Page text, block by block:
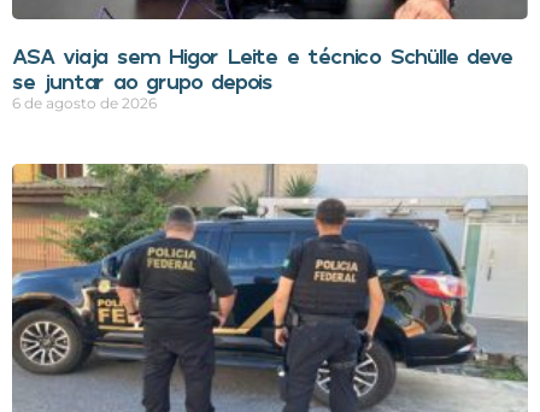
ASA viaja sem Higor Leite e técnico Schülle deve
se juntar ao grupo depois
6 de agosto de 2026